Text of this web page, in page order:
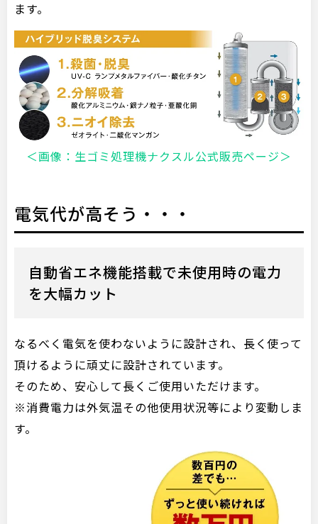
ます。
＜画像：生ゴミ処理機ナクスル公式販売ページ＞
電気代が高そう・・・
自動省エネ機能搭載で未使用時の電力
を大幅カット
なるべく電気を使わないように設計され、長く使って
頂けるように頑丈に設計されています。
そのため、安心して長くご使用いただけます。
※消費電力は外気温その他使用状況等により変動しま
す。